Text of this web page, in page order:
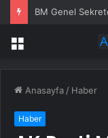
Menü
Anasayfa / Haber
Haber